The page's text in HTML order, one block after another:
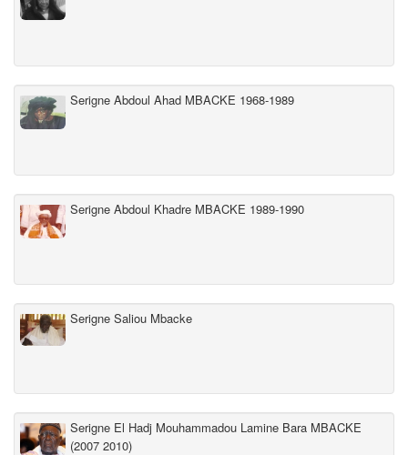
Serigne Abdoul Ahad MBACKE 1968-1989
Serigne Abdoul Khadre MBACKE 1989-1990
Serigne Saliou Mbacke
Serigne El Hadj Mouhammadou Lamine Bara MBACKE
(2007 2010)